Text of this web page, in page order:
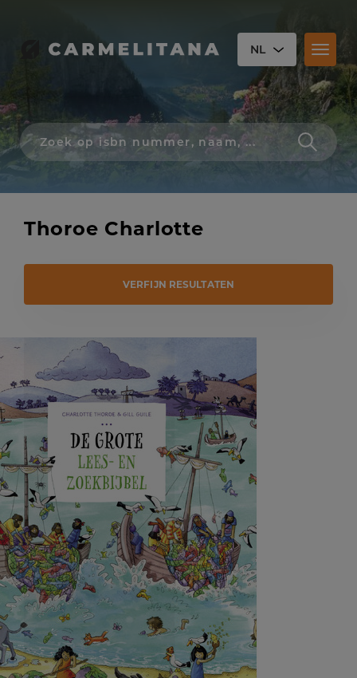
NL
Zoek
op
isbn
schrijver,
of
Thoroe Charlotte
VERFIJN RESULTATEN